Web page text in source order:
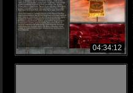
04:34:12